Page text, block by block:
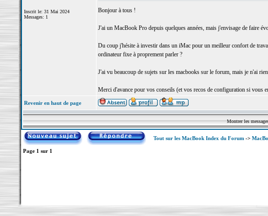
Inscrit le: 31 Mai 2024
Messages: 1
Bonjour à tous !
J'ai un MacBook Pro depuis quelques années, mais j'envisage de faire
Du coup j'hésite à investir dans un iMac pour un meilleur confort de
ordinateur fixe à proprement parler ?
J'ai vu beaucoup de sujets sur les macbooks sur le forum, mais je n'ai
Merci d'avance pour vos conseils (et vos recos de configuration si vous
Revenir en haut de page
Montrer les
Tout sur les MacBook Index du Forum->
Page 1 sur 1